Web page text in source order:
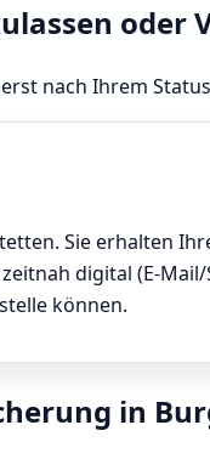
oder
nach Ihrem
Sie erhalten
digital (E-Mail/
können.
in